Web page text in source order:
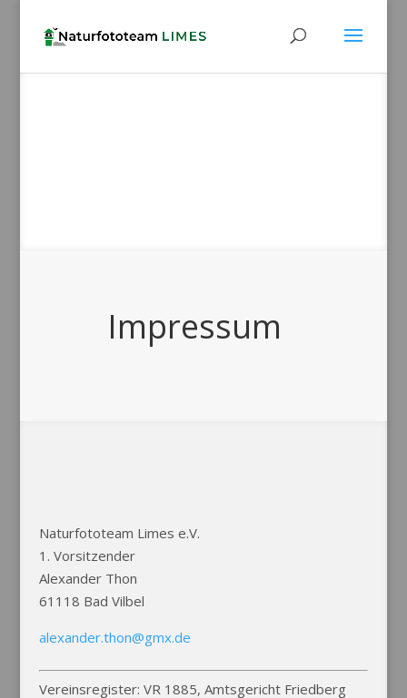
Impressum
Naturfototeam Limes e.V.
1. Vorsitzender
Alexander Thon
61118 Bad Vilbel
alexander.thon@gmx.de
Vereinsregister: VR 1885, Amtsgericht Friedberg